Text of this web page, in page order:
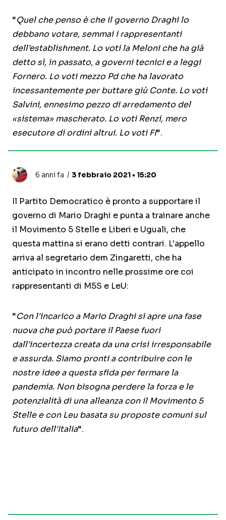
“Quel che penso è che il governo Draghi lo
debbano votare, semmai i rappresentanti
dell’establishment. Lo voti la Meloni che ha già
detto sì, in passato, a governi tecnici e a leggi
Fornero. Lo voti mezzo Pd che ha lavorato
incessantemente per buttare giù Conte. Lo voti
Salvini, ennesimo pezzo di arredamento del
«sistema» mascherato. Lo voti Renzi, mero
esecutore di ordini altrui. Lo voti FI“.
6 anni fa 3 febbraio 2021 • 15:20
Il Partito Democratico è pronto a supportare il
governo di Mario Draghi e punta a trainare anche
il Movimento 5 Stelle e Liberi e Uguali, che
questa mattina si erano detti contrari. L'appello
arriva al segretario dem Zingaretti, che ha
anticipato in incontro nelle prossime ore coi
rappresentanti di M5S e LeU:
“Con l'incarico a Mario Draghi si apre una fase
nuova che può portare il Paese fuori
dall'incertezza creata da una crisi irresponsabile
e assurda. Siamo pronti a contribuire con le
nostre idee a questa sfida per fermare la
pandemia. Non bisogna perdere la forza e le
potenzialità di una alleanza con il Movimento 5
Stelle e con Leu basata su proposte comuni sul
futuro dell'Italia“.